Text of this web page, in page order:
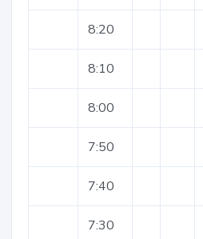
8:20
8:10
8:00
7:50
7:40
7:30